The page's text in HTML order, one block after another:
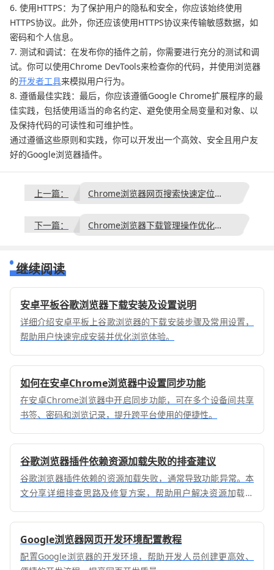
6. 使用HTTPS：为了保护用户的隐私和安全，你应该始终使用
HTTPS协议。此外，你还应该使用HTTPS协议来传输敏感数据，如
密码和个人信息。
7. 测试和调试：在发布你的插件之前，你需要进行充分的测试和调
试。你可以使用Chrome DevTools来检查你的代码，并使用浏览器
的开发者工具来模拟用户行为。
8. 遵循最佳实践：最后，你应该遵循Google Chrome扩展程序的最
佳实践，包括使用适当的命名约定、避免使用全局变量和对象、以
及保持代码的可读性和可维护性。
通过遵循这些原则和实践，你可以开发出一个高效、安全且用户友
好的Google浏览器插件。
上一篇： Chrome浏览器网页搜索快速定位内容查找完整方法教程
下一篇： Chrome浏览器下载管理操作优化实测教程
继续阅读
安卓平板谷歌浏览器下载安装及设置说明
详细介绍安卓平板上谷歌浏览器的下载安装步骤及常用设置，
帮助用户快速完成安装并优化浏览体验。
如何在安卓Chrome浏览器中设置同步功能
在安卓Chrome浏览器中开启同步功能，可在多个设备间共享
书签、密码和浏览记录，提升跨平台使用的便捷性。
谷歌浏览器插件依赖资源加载失败的排查建议
谷歌浏览器插件依赖的资源加载失败，通常导致功能异常。本
文分享详细排查思路及修复方案，帮助用户解决资源加载问
Google浏览器网页开发环境配置教程
配置Google浏览器的开发环境，帮助开发人员创建更高效、